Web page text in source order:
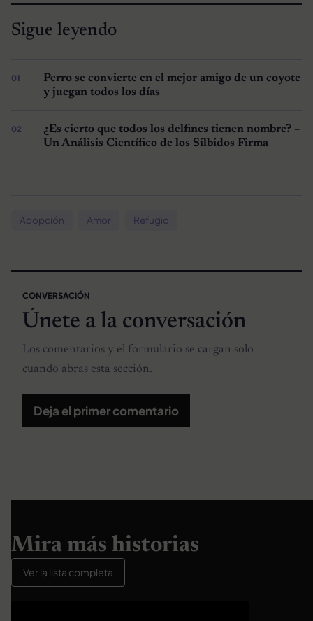
Sigue leyendo
Perro se convierte en el mejor amigo de un coyote
y juegan todos los días
¿Es cierto que todos los delfines tienen nombre? –
Un Análisis Científico de los Silbidos Firma
Adopción Amor Refugio
CONVERSACIÓN
Únete a la conversación
Los comentarios y el formulario se cargan solo
cuando abras esta sección.
Deja el primer comentario
Mira más historias
Ver la lista completa